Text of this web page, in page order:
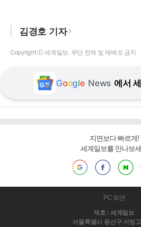
김경호 기자
Copyright ⓒ 세계일보. 무단 전재 및 재배포 금지
Google News 에서
지면보다 빠르게!
세계일보를 만나보
PC 화면
제호 : 세계일보
서울특별시 용산구 서빙